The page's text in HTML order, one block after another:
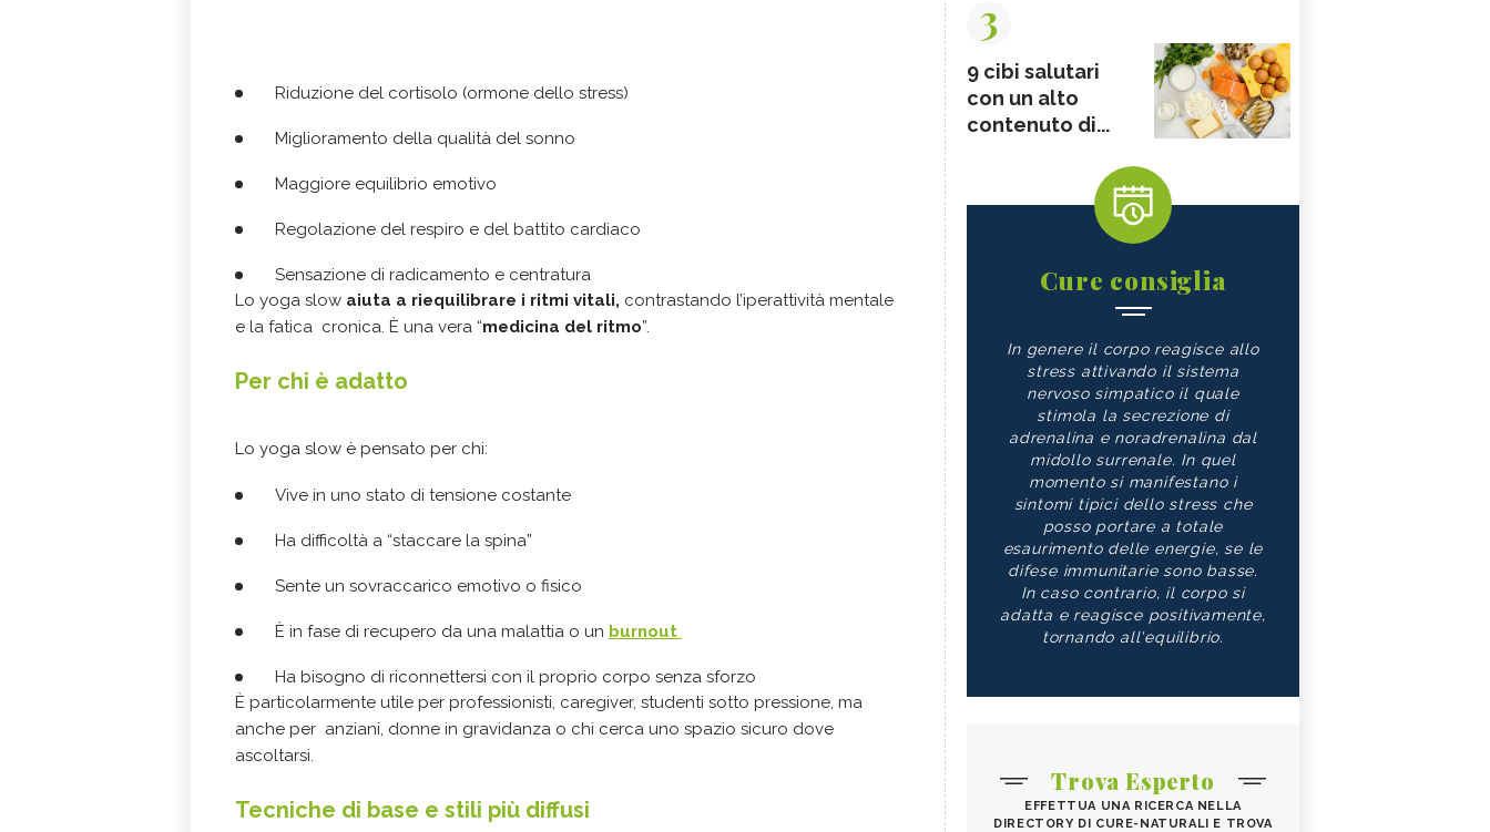
Riduzione del cortisolo (ormone dello stress)
Miglioramento della qualità del sonno
Maggiore equilibrio emotivo
Regolazione del respiro e del battito cardiaco
Sensazione di radicamento e centratura
Lo yoga slow aiuta a riequilibrare i ritmi vitali, contrastando l’iperattività mentale
e la fatica cronica. È una vera “medicina del ritmo”.
Per chi è adatto
Lo yoga slow è pensato per chi:
Vive in uno stato di tensione costante
Ha difficoltà a “staccare la spina”
Sente un sovraccarico emotivo o fisico
È in fase di recupero da una malattia o un burnout
Ha bisogno di riconnettersi con il proprio corpo senza sforzo
È particolarmente utile per professionisti, caregiver, studenti sotto pressione, ma
anche per anziani, donne in gravidanza o chi cerca uno spazio sicuro dove
ascoltarsi.
Tecniche di base e stili più diffusi
3
9 cibi salutari
con un alto
contenuto di...
Cure consiglia
In genere il corpo reagisce allo
stress attivando il sistema
nervoso simpatico il quale
stimola la secrezione di
adrenalina e noradrenalina dal
midollo surrenale. In quel
momento si manifestano i
sintomi tipici dello stress che
posso portare a totale
esaurimento delle energie, se le
difese immunitarie sono basse.
In caso contrario, il corpo si
adatta e reagisce positivamente,
tornando all'equilibrio.
Trova Esperto
EFFETTUA UNA RICERCA NELLA
DIRECTORY DI CURE-NATURALI E TROVA